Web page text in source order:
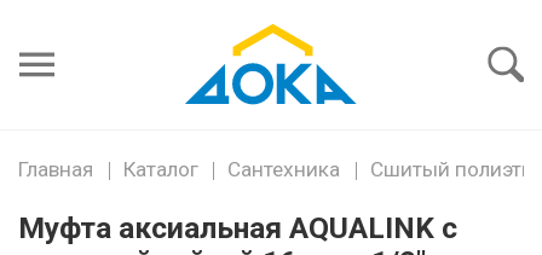
пароль
Главная Каталог Сантехника Сшитый
Муфта аксиальная AQUALINK с